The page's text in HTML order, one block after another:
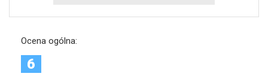
Ocena ogólna:
6